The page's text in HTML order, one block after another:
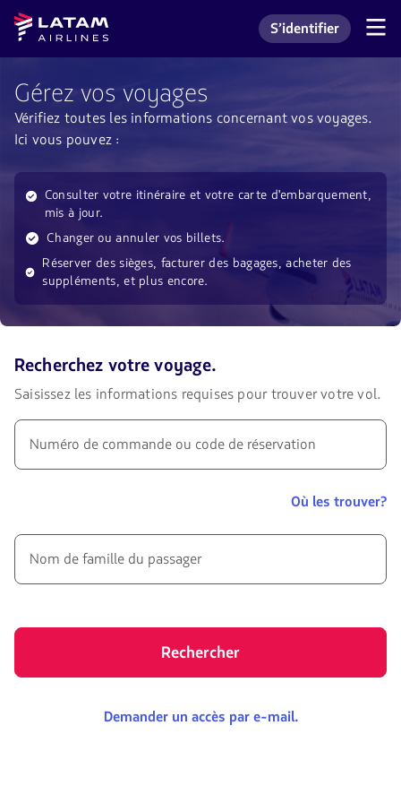
Aller
menu.
Aller au
contenu
principal.
Navigation
sections
utilisateur.
Latam
Airlines
Accéder à mon
S’identifier
Gérez vos voyages
Vérifiez toutes les informations concernant vos voyages.
Ici vous pouvez :
Consulter votre itinéraire et votre carte d'embarquement,
mis à jour.
Changer ou annuler vos billets.
Réserver des sièges, facturer des bagages, acheter des
suppléments, et plus encore.
Recherchez votre voyage.
Saisissez les informations requises pour trouver votre vol.
Numéro de commande ou code de réservation
Où les trouver?
Nom de famille du passager
Rechercher
Demander un accès par e-mail.